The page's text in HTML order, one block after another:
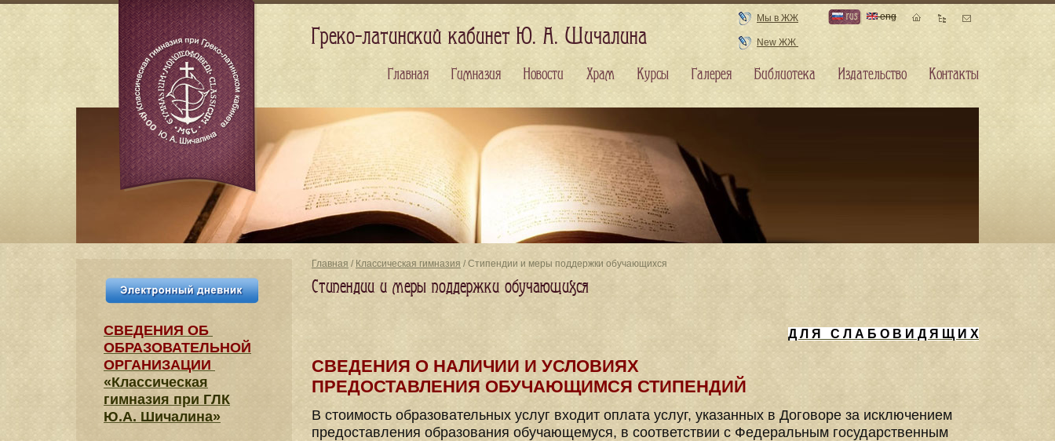
Главная / Классическая гимназия / Стипендии и меры поддержки обучающихся
Стипендии и меры поддержки обучающихся
Д Л Я С Л А Б О В И Д Я Щ И Х
СВЕДЕНИЯ О НАЛИЧИИ И УСЛОВИЯХ
ПРЕДОСТАВЛЕНИЯОБУЧАЮЩИМСЯ СТИПЕНДИЙ
В стоимость образовательных услуг входит оплата услуг, указанных в Договоре за исключением
предоставления образования обучающемуся, в соответствии с Федеральным государственным
СВЕДЕНИЯ​ ОБ
ОБРАЗОВАТЕЛЬНОЙ
ОРГАНИЗАЦИИ
«Классическая
гимназия при ГЛК
Ю.А. Шичалина»
Греко-латинский кабинет Ю. А. Шичалина
Мы в ЖЖ
New ЖЖ
rus eng
Главная Гимназия Новости Храм Курсы Галерея Библиотека Издательство Контакты